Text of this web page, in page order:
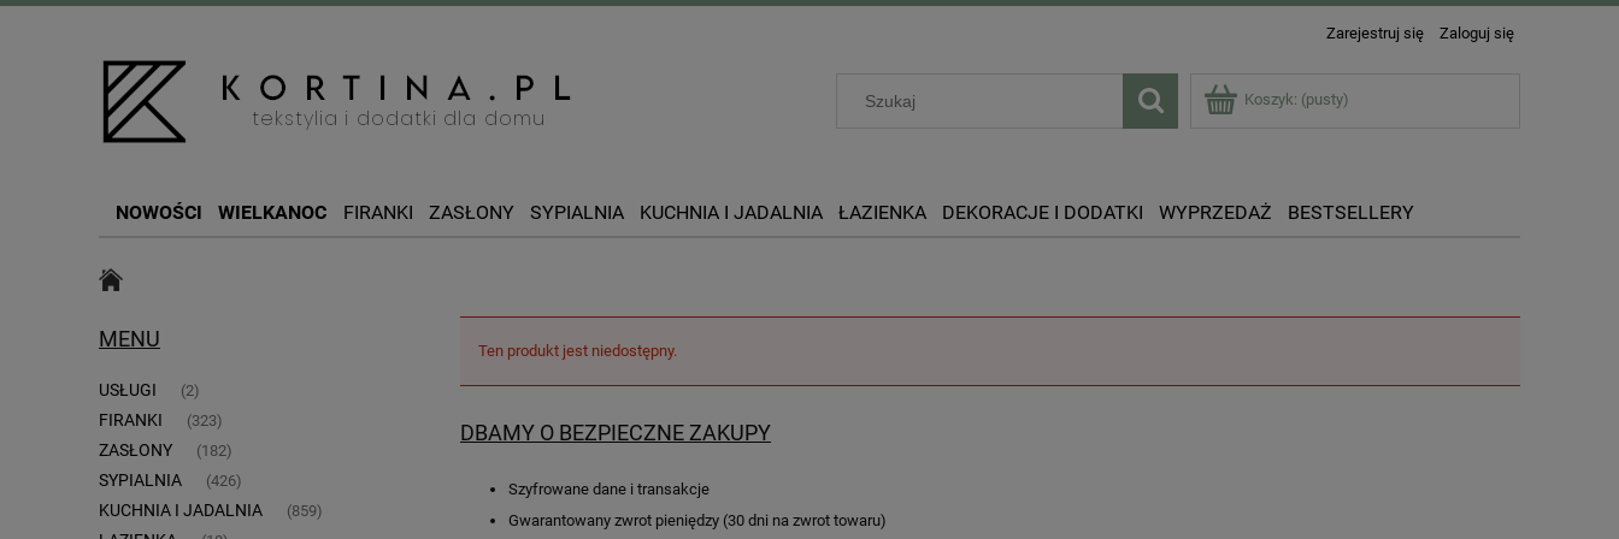
Zarejestruj się Zaloguj się
Koszyk: (pusty)
NOWOŚCI WIELKANOC FIRANKI ZASŁONY SYPIALNIA KUCHNIA I JADALNIA ŁAZIENKA DEKORACJE I DODATKI WYPRZEDAŻ BESTSELLERY
MENU
USŁUGI (2)
FIRANKI (323)
ZASŁONY (182)
SYPIALNIA (426)
KUCHNIA I JADALNIA (859)
Ten produkt jest niedostępny.
DBAMY O BEZPIECZNE ZAKUPY
Szyfrowane dane i transakcje
Gwarantowany zwrot pieniędzy (30 dni na zwrot towaru)